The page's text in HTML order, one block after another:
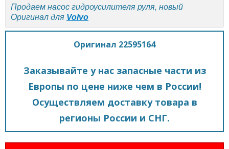
Продаем насос гидроусилителя руля, новый
Оригинал для Volvo
Оригинал 22595164
Заказывайте у нас запасные части из
Европы по цене ниже чем в России!
Осуществляем доставку товара в
регионы России и СНГ.